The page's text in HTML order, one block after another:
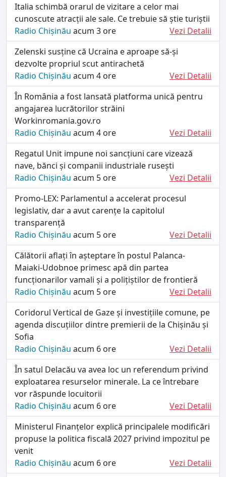
Italia schimbă orarul de vizitare a celor mai
cunoscute atracții ale sale. Ce trebuie să știe turiștii
Radio Chișinău acum 3 ore
Vezi Detalii
Zelenski susține că Ucraina e aproape să-și
dezvolte propriul scut antirachetă
Radio Chișinău acum 4 ore
Vezi Detalii
În România a fost lansată platforma unică pentru
angajarea lucrătorilor străini
Workinromania.gov.ro
Radio Chișinău acum 4 ore
Vezi Detalii
Regatul Unit impune noi sancțiuni care vizează
nave, bănci și companii industriale rusești
Radio Chișinău acum 5 ore
Vezi Detalii
Promo-LEX: Parlamentul a accelerat procesul
legislativ, dar a avut carențe la capitolul
transparență
Radio Chișinău acum 5 ore
Vezi Detalii
Călătorii aflați în așteptare în postul Palanca-
Maiaki-Udobnoe primesc apă din partea
funcționarilor vamali și a polițiștilor de frontieră
Radio Chișinău acum 5 ore
Vezi Detalii
Coridorul Vertical de Gaze și investițiile comune, pe
agenda discuțiilor dintre premierii de la Chișinău și
Sofia
Radio Chișinău acum 6 ore
Vezi Detalii
În satul Delacău va avea loc un referendum privind
exploatarea resurselor minerale. La ce întrebare
vor răspunde locuitorii
Radio Chișinău acum 6 ore
Vezi Detalii
Ministerul Finanțelor explică principalele modificări
propuse la politica fiscală 2027 privind impozitul pe
venit
Radio Chișinău acum 6 ore
Vezi Detalii